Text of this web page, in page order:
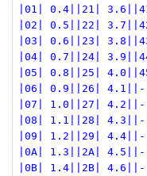
|01| 0.4||21|
|02| 0.5||22|
|03| 0.6||23|
|04| 0.7||24|
|05| 0.8||25|
|06| 0.9||26| 4.1||-
|07| 1.0||27| 4.2||-
|08| 1.1||28| 4.3||-
|09| 1.2||29| 4.4||-
|0A| 1.3||2A|
|0B| 1.4||2B|